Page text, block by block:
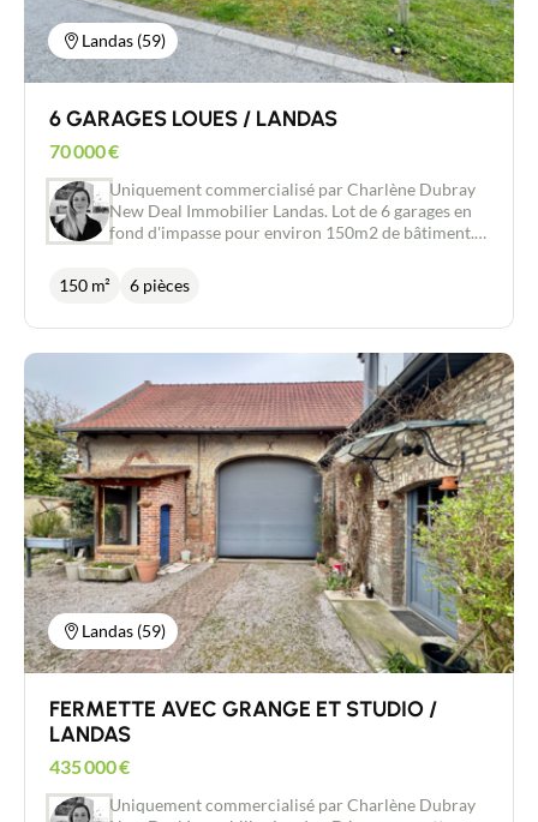
Landas (59)
6 GARAGES LOUES / LANDAS
70 000€
Uniquement commercialisé par Charlène Dubray
New Deal Immobilier Landas. Lot de 6 garages en
fond d'impasse pour environ 150m2 de bâtiment.
parcelle de 290m2 environ en zone U du PLU,
possibilité de construction d'habitation. Non
150 m² 6 pièces
Landas (59)
FERMETTE AVEC GRANGE ET STUDIO /
LANDAS
435 000€
Uniquement commercialisé par Charlène Dubray